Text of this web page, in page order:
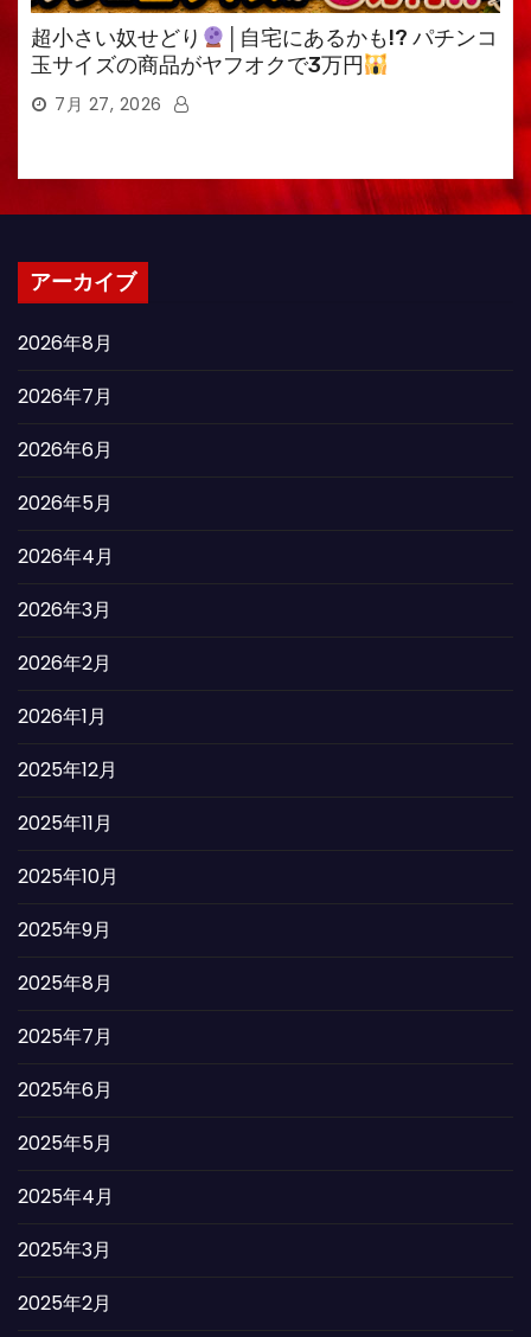
超小さい奴せどり
│自宅にあるかも!? パチンコ
玉サイズの商品がヤフオクで3万円
7月 27, 2026
アーカイブ
2026年8月
2026年7月
2026年6月
2026年5月
2026年4月
2026年3月
2026年2月
2026年1月
2025年12月
2025年11月
2025年10月
2025年9月
2025年8月
2025年7月
2025年6月
2025年5月
2025年4月
2025年3月
2025年2月